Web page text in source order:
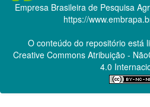
Empresa Brasileira de Pesquisa
https://
O conteúdo do repositório está
Creative CommonsAtribuição -
4.0